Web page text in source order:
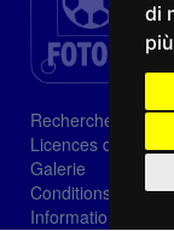
di
Recherche
Licences d'image
Galerie
Conditions de
Informations sur